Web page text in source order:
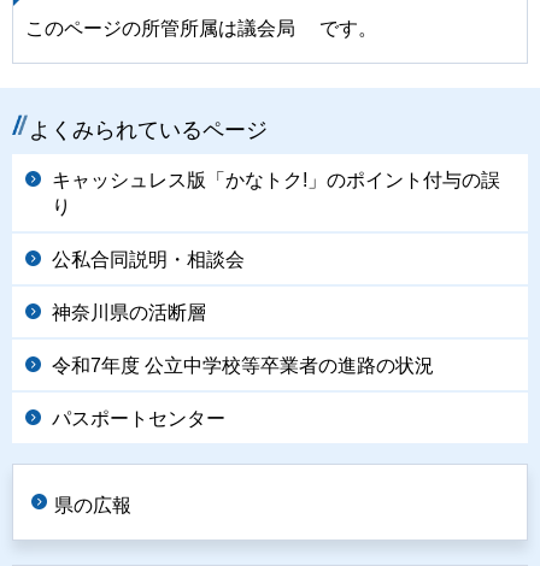
このページの所管所属は議会局 です。
よくみられているページ
キャッシュレス版「かなトク!」のポイント付与の誤
り
公私合同説明・相談会
神奈川県の活断層
令和7年度 公立中学校等卒業者の進路の状況
パスポートセンター
県の広報